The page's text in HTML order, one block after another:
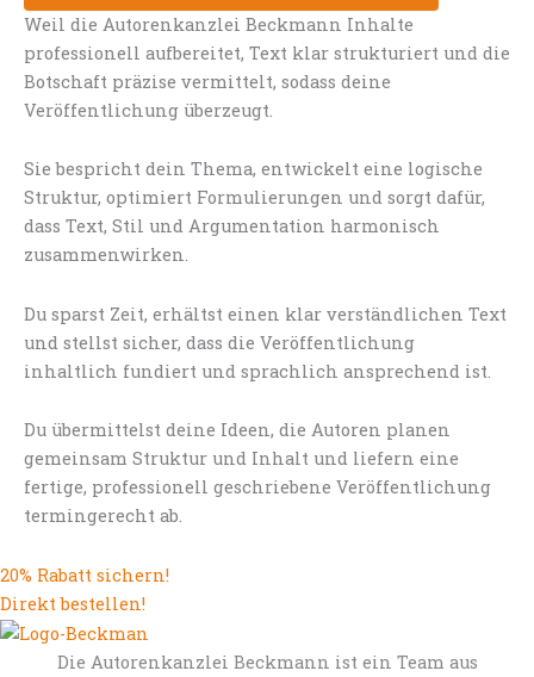
Weil die Autorenkanzlei Beckmann Inhalte
professionell aufbereitet, Text klar strukturiert und die
Botschaft präzise vermittelt, sodass deine
Veröffentlichung überzeugt.
Sie bespricht dein Thema, entwickelt eine logische
Struktur, optimiert Formulierungen und sorgt dafür,
dass Text, Stil und Argumentation harmonisch
zusammenwirken.
Du sparst Zeit, erhältst einen klar verständlichen Text
und stellst sicher, dass die Veröffentlichung
inhaltlich fundiert und sprachlich ansprechend ist.
Du übermittelst deine Ideen, die Autoren planen
gemeinsam Struktur und Inhalt und liefern eine
fertige, professionell geschriebene Veröffentlichung
termingerecht ab.
20% Rabatt sichern!
Direkt bestellen!
Die Autorenkanzlei Beckmann ist ein Team aus